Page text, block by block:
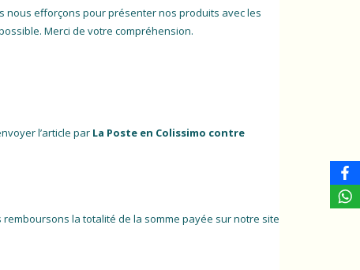
efforçons pour présenter nos produits avec les
Merci de votre compréhension.
l’article par La Poste en Colissimo contre
la totalité de la somme payée sur notre site